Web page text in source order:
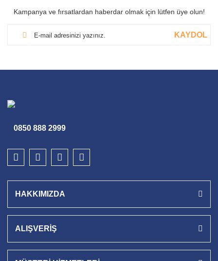
Kampanya ve fırsatlardan haberdar olmak için lütfen üye olun!
KAYDOL
0850 888 2999
HAKKIMIZDA
ALIŞVERİŞ